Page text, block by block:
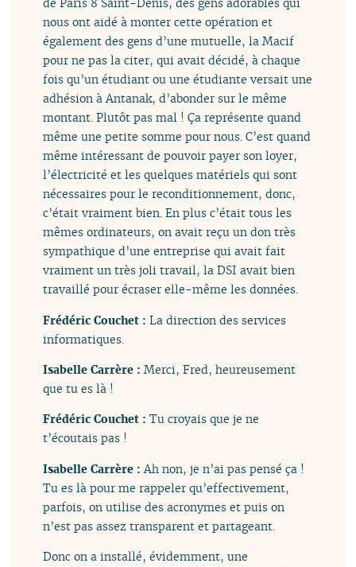
nous ont aidé à monter cette opération et
également des gens d’une mutuelle, la Macif
pour ne pas la citer, qui avait décidé, à chaque
fois qu’un étudiant ou une étudiante versait une
adhésion à Antanak, d’abonder sur le même
montant. Plutôt pas mal ! Ça représente quand
même une petite somme pour nous. C’est quand
même intéressant de pouvoir payer son loyer,
l’électricité et les quelques matériels qui sont
nécessaires pour le reconditionnement, donc,
c’était vraiment bien. En plus c’était tous les
mêmes ordinateurs, on avait reçu un don très
sympathique d’une entreprise qui avait fait
vraiment un très joli travail, la DSI avait bien
travaillé pour écraser elle-même les données.
Frédéric Couchet :La direction des services
informatiques.
Isabelle Carrère :Merci, Fred, heureusement
que tu es là !
Frédéric Couchet :Tu croyais que je ne
t’écoutais pas !
Isabelle Carrère :Ah non, je n’ai pas pensé ça !
Tu es là pour me rappeler qu’effectivement,
parfois, on utilise des acronymes et puis on
n’est pas assez transparent et partageant.
Donc on a installé, évidemment, une